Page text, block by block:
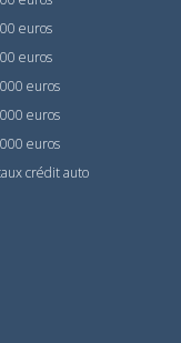
euros
euros
euros
euros
euros
crédit auto